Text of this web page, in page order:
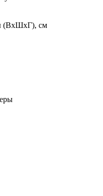
(ВхШхГ), см